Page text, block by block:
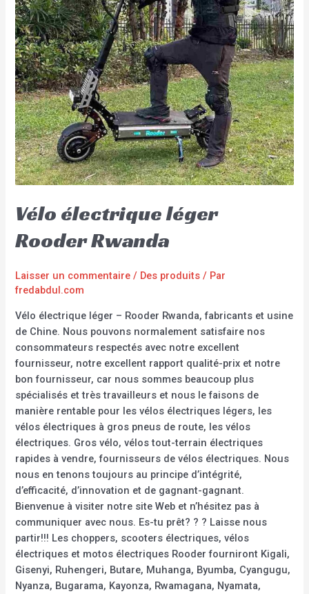
Vélo électrique léger
Rooder Rwanda
Laisser un commentaire / Des produits / Par
fredabdul.com
Vélo électrique léger – Rooder Rwanda, fabricants et usine
de Chine. Nous pouvons normalement satisfaire nos
consommateurs respectés avec notre excellent
fournisseur, notre excellent rapport qualité-prix et notre
bon fournisseur, car nous sommes beaucoup plus
spécialisés et très travailleurs et nous le faisons de
manière rentable pour les vélos électriques légers, les
vélos électriques à gros pneus de route, les vélos
électriques. Gros vélo, vélos tout-terrain électriques
rapides à vendre, fournisseurs de vélos électriques. Nous
nous en tenons toujours au principe d’intégrité,
d’efficacité, d’innovation et de gagnant-gagnant.
Bienvenue à visiter notre site Web et n’hésitez pas à
communiquer avec nous. Es-tu prêt? ? ? Laisse nous
partir!!! Les choppers, scooters électriques, vélos
électriques et motos électriques Rooder fourniront Kigali,
Gisenyi, Ruhengeri, Butare, Muhanga, Byumba, Cyangugu,
Nyanza, Bugarama, Kayonza, Rwamagana, Nyamata,